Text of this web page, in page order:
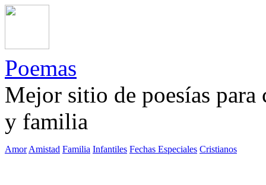
Poemas
Mejor sitio de poesías
y familia
Amor Amistad Familia Infantiles Fechas Especiales Cristianos